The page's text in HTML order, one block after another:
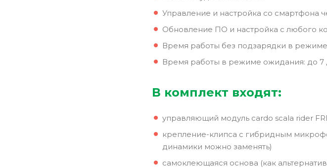
Управление и настройка со смартфона
Обновление ПО и настройка с любого
Время работы без подзарядки в режиме
Время работы в режиме ожидания: до 7
В комплект входят:
управляющий модуль cardo scala rider
крепление-клипса с гибридным
динамики можно заменять)
самоклеющаяся основа (как